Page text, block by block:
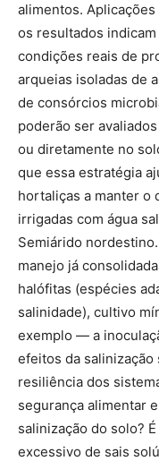
alimentos.
os resultados
condições reais de
arqueias isoladas de
de consórcios
poderão ser
ou diretamente no
que essa estratégia
hortaliças a manter o
irrigadas com água
Semiárido
manejo já
halófitas (espécies
salinidade), cultivo
exemplo — a
efeitos da salinização
resiliência dos
segurança alimentar
salinização do solo?
excessivo de sais